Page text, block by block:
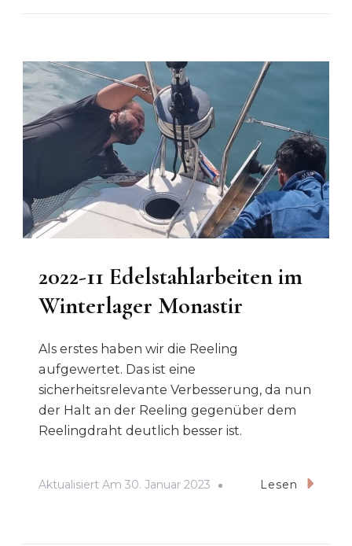
2022-11 Edelstahlarbeiten im
Winterlager Monastir
Als erstes haben wir die Reeling
aufgewertet. Das ist eine
sicherheitsrelevante Verbesserung, da nun
der Halt an der Reeling gegenüber dem
Reelingdraht deutlich besser ist.
Aktualisiert Am 30. Januar 2023 Lesen